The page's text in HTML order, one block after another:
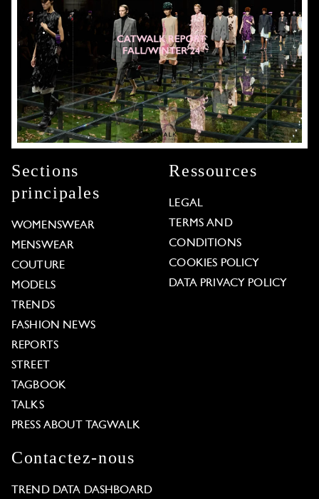
Sections
principales
WOMENSWEAR
MENSWEAR
COUTURE
MODELS
TRENDS
FASHION NEWS
REPORTS
STREET
TAGBOOK
TALKS
PRESS ABOUT TAGWALK
Ressources
LEGAL
TERMS AND
CONDITIONS
COOKIES POLICY
DATA PRIVACY POLICY
Contactez-nous
TREND DATA DASHBOARD